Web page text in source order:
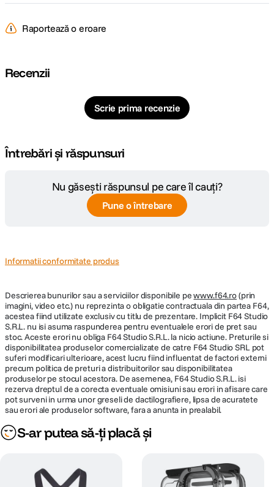
Raportează o eroare
Recenzii
Scrie prima recenzie
Întrebări și răspunsuri
Nu găsești răspunsul pe care îl cauți?
Pune o întrebare
Informatii conformitate produs
Descrierea bunurilor sau a serviciilor disponibile pewww.f64.ro(prin
imagini, video etc.) nu reprezinta o obligatie contractuala din partea F64,
acestea fiind utilizate exclusiv cu titlu de prezentare. Implicit F64 Studio
S.R.L. nu isi asuma raspunderea pentru eventualele erori de pret sau
stoc. Aceste erori nu obliga F64 Studio S.R.L. la nicio actiune. Preturile si
disponibilitatea produselor comercializate de catre F64 Studio SRL pot
suferi modificari ulterioare, acest lucru fiind influentat de factori externi
precum politica de preturi a distribuitorilor sau disponibilitatea
produselor pe stocul acestora. De asemenea, F64 Studio S.R.L. isi
rezerva dreptul de a corecta eventuale omisiuni sau erori in afisare care
pot surveni in urma unor greseli de dactilografiere, lipsa de acuratete
sau erori ale produselor software, fara a anunta in prealabil.
S-ar putea să-ți placă și